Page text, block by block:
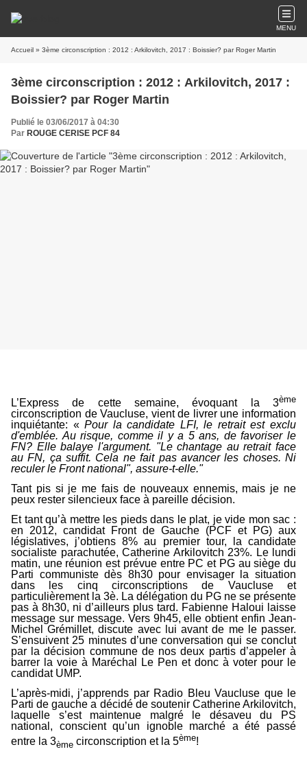
MENU
Accueil » 3ème circonscription : 2012 : Arkilovitch, 2017 : Boissier? par Roger Martin
3ème circonscription : 2012 : Arkilovitch, 2017 :
Boissier? par Roger Martin
Publié le 03/06/2017 à 04:30
Par ROUGE CERISE PCF 84
L’Express de cette semaine, évoquant la 3ème
circonscription de Vaucluse, vient de livrer une information
inquiétante: «Pour la candidate LFI, le retrait est exclu
d'emblée. Au risque, comme il y a 5 ans, de favoriser le
FN? Elle balaye l'argument. "Le chantage au retrait face
au FN, ça suffit. Cela ne fait pas avancer les choses. Ni
reculer le Front national", assure-t-elle."
Tant pis si je me fais de nouveaux ennemis, mais je ne
peux rester silencieux face à pareille décision.
Et tant qu’à mettre les pieds dans le plat, je vide mon sac :
en 2012, candidat Front de Gauche (PCF et PG) aux
législatives, j’obtiens 8% au premier tour, la candidate
socialiste parachutée, Catherine Arkilovitch 23%. Le lundi
matin, une réunion est prévue entre PC et PG au siège du
Parti communiste dès 8h30 pour envisager la situation
dans les cinq circonscriptions de Vaucluse et
particulièrement la 3è. La délégation du PG ne se présente
pas à 8h30, ni d’ailleurs plus tard. Fabienne Haloui laisse
message sur message. Vers 9h45, elle obtient enfin Jean-
Michel Grémillet, discute avec lui avant de me le passer.
S’ensuivent 25 minutes d’une conversation qui se conclut
par la décision commune de nos deux partis d’appeler à
barrer la voie à Maréchal Le Pen et donc à voter pour le
candidat UMP.
L’après-midi, j’apprends par Radio Bleu Vaucluse que le
Parti de gauche a décidé de soutenir Catherine Arkilovitch,
laquelle s’est maintenue malgré le désaveu du PS
national, conscient qu’un ignoble marché a été passé
entre la 3ème circonscription et la 5ème!